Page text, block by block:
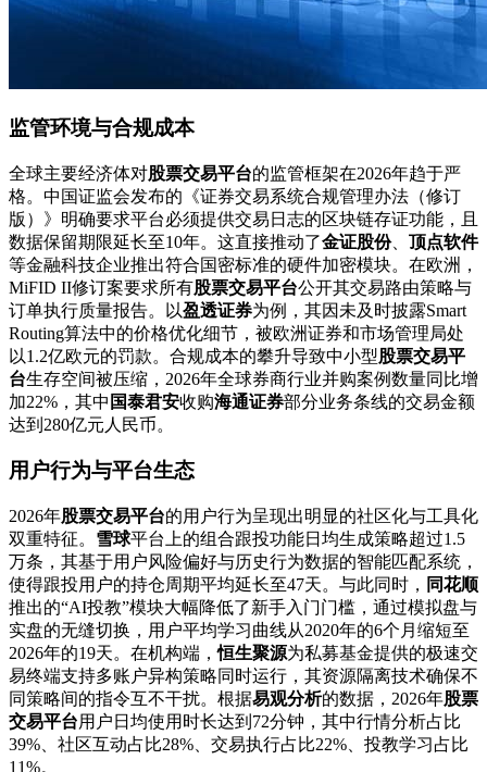
监管环境与合规成本
全球主要经济体对股票交易平台的监管框架在2026年趋于严
格。中国证监会发布的《证券交易系统合规管理办法（修订
版）》明确要求平台必须提供交易日志的区块链存证功能，且
数据保留期限延长至10年。这直接推动了金证股份、 顶点软件
等金融科技企业推出符合国密标准的硬件加密模块。在欧洲，
MiFID II修订案要求所有股票交易平台公开其交易路由策略与
订单执行质量报告。以盈透证券为例，其因未及时披露Smart
Routing算法中的价格优化细节，被欧洲证券和市场管理局处
以1.2亿欧元的罚款。合规成本的攀升导致中小型股票交易平
台生存空间被压缩，2026年全球券商行业并购案例数量同比增
加22%，其中 国泰君安收购海通证券部分业务条线的交易金额
达到280亿元人民币。
用户行为与平台生态
2026年股票交易平台的用户行为呈现出明显的社区化与工具化
双重特征。 雪球平台上的组合跟投功能日均生成策略超过1.5
万条，其基于用户风险偏好与历史行为数据的智能匹配系统，
使得跟投用户的持仓周期平均延长至47天。与此同时， 同花顺
推出的“AI投教”模块大幅降低了新手入门门槛，通过模拟盘与
实盘的无缝切换，用户平均学习曲线从2020年的6个月缩短至
2026年的19天。在机构端，恒生聚源为私募基金提供的极速交
易终端支持多账户异构策略同时运行，其资源隔离技术确保不
同策略间的指令互不干扰。根据易观分析的数据，2026年股票
交易平台用户日均使用时长达到72分钟，其中行情分析占比
39%、社区互动占比28%、交易执行占比22%、投教学习占比
11%。